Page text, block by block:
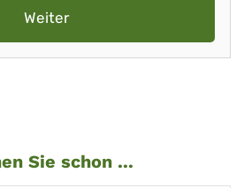
Weiter
Sie schon ...